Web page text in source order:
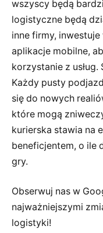
wszyscy będą
logistyczne będą
inne firmy,
aplikacje mobilne,
korzystanie z
Każdy pusty
się do nowych
które mogą
kurierska stawia na
beneficjentem, o ile
gry.
Obserwuj nas w
najważniejszymi
logistyki!